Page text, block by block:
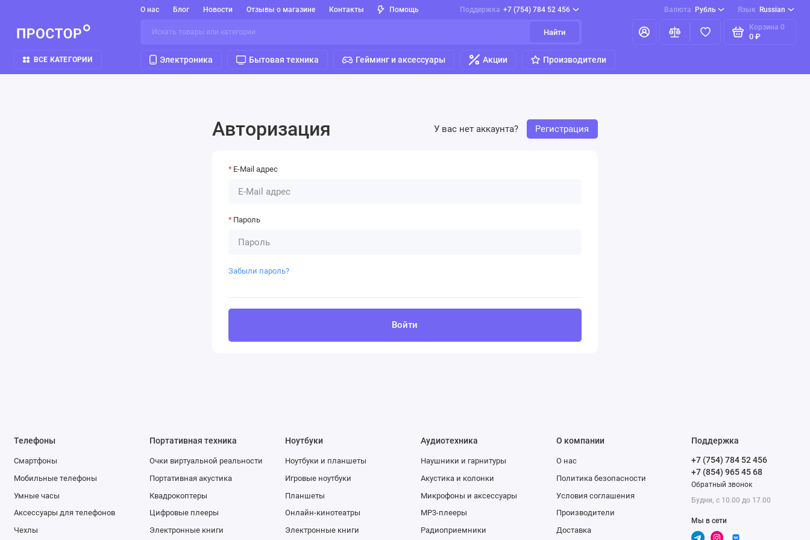
О нас Блог Новости Отзывы о магазине Контакты Помощь Поддержка +7 (754) 784 52 456 Валюта Рубль Язык Russian
Найти
Корзина 0
0 ₽
ВСЕ КАТЕГОРИИ Электроника Бытовая техника Гейминг и аксессуары Акции Производители
Авторизация У вас нет аккаунта? Регистрация
E-Mail адрес
Пароль
Забыли пароль?
Войти
Телефоны
Смартфоны
Мобильные телефоны
Умные часы
Аксессуары для телефонов
Чехлы
Портативная техника
Очки виртуальной реальности
Портативная акустика
Квадрокоптеры
Цифровые плееры
Электронные книги
Ноутбуки
Ноутбуки и планшеты
Игровые ноутбуки
Планшеты
Онлайн-кинотеатры
Электронные книги
Аудиотехника
Наушники и гарнитуры
Акустика и колонки
Микрофоны и аксессуары
MP3-плееры
Радиоприемники
О компании
О нас
Политика безопасности
Условия соглашения
Производители
Доставка
Поддержка
+7 (754) 784 52 456
+7 (854) 965 45 68
Обратный звонок
Будни, с 10.00 до 17.00
Мы в сети